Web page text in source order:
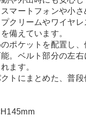
マートフォンや小
クリームやワイヤ
備えています。
ポケットを配置し
。ベルト部分の左
ます。
トにまとめた、普